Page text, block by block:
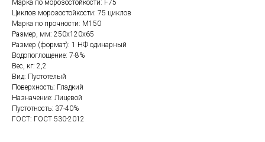
Марка по морозостойкости: F75
Циклов морозостойкости: 75 циклов
Марка по прочности: М150
Размер, мм: 250x120x65
Размер (формат): 1 НФ одинарный
Водопоглощение: 7-8%
Вес, кг: 2,2
Вид: Пустотелый
Поверхность: Гладкий
Назначение: Лицевой
Пустотность: 37-40%
ГОСТ: ГОСТ 530-2012